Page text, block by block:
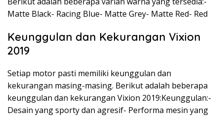
Matte Black- Racing Blue- Matte Grey- Matte Red- Red
Keunggulan dan Kekurangan Vixion
2019
Setiap motor pasti memiliki keunggulan dan
kekurangan masing-masing. Berikut adalah beberapa
keunggulan dan kekurangan Vixion 2019:Keunggulan:-
Desain yang sporty dan agresif- Performa mesin yang